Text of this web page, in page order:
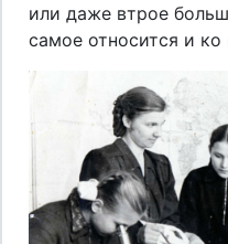
или даже втрое
самое относится и